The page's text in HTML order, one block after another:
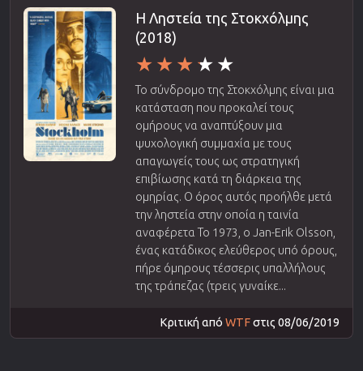
Η Ληστεία της Στοκχόλμης
(2018)
Το σύνδρομο της Στοκχόλμης είναι μια
κατάσταση που προκαλεί τους
ομήρους να αναπτύξουν μια
ψυχολογική συμμαχία με τους
απαγωγείς τους ως στρατηγική
επιβίωσης κατά τη διάρκεια της
ομηρίας. Ο όρος αυτός προήλθε μετά
την ληστεία στην οποία η ταινία
αναφέρετα Το 1973, ο Jan-Erik Olsson,
ένας κατάδικος ελεύθερος υπό όρους,
πήρε όμηρους τέσσερις υπαλλήλους
της τράπεζας (τρεις γυναίκε...
Κριτική από WTFστις 08/06/2019